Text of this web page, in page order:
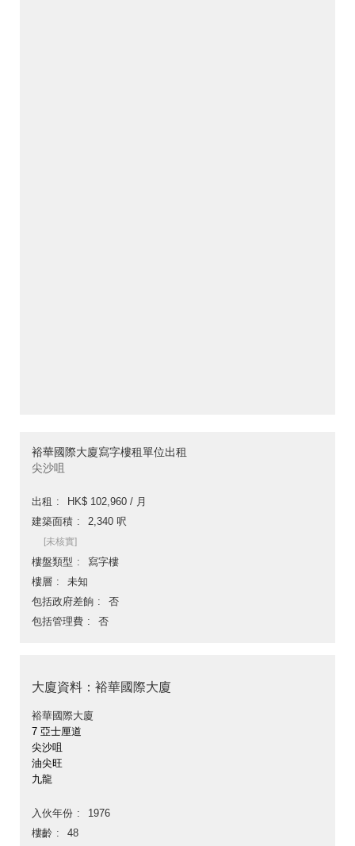
裕華國際大廈寫字樓租單位出租
尖沙咀
出租
HK$ 102,960 / 月
建築面積
2,340 呎
[未核實]
樓盤類型
寫字樓
樓層
未知
包括政府差餉
否
包括管理費
否
大廈資料：裕華國際大廈
裕華國際大廈
7 亞士厘道
尖沙咀
油尖旺
九龍
入伙年份
1976
樓齡
48